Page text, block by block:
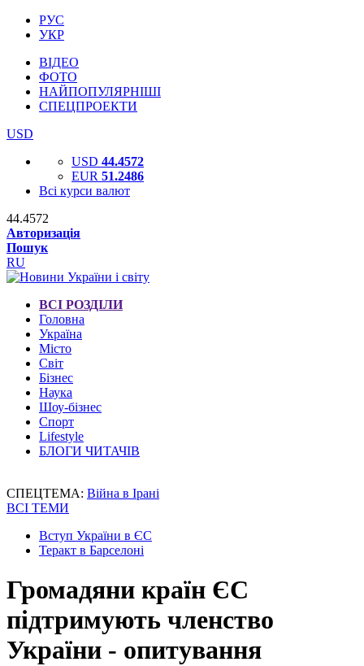
РУС
УКР
ВІДЕО
ФОТО
НАЙПОПУЛЯРНІШІ
СПЕЦПРОЕКТИ
USD
USD 44.4572
EUR 51.2486
Всі курси валют
44.4572
Авторизація
Пошук
RU
ВСІ РОЗДІЛИ
Головна
Україна
Місто
Світ
Бізнес
Наука
Шоу-бізнес
Спорт
Lifestyle
БЛОГИ ЧИТАЧІВ
СПЕЦТЕМА: Війна в Ірані
ВСІ ТЕМИ
Вступ України в ЄС
Теракт в Барселоні
Громадяни країн ЄС
підтримують членство
України - опитування